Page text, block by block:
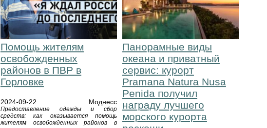
Помощь жителям
освобожденных
районов в ПВР в
Горловке
2024-09-22 Моднесс
Предоставление одежды и сбор
средств: как оказывается помощь
жителям освобожденных районов в
Панорамные виды
океана и приватный
сервис: курорт
Pramana Natura Nusa
Penida получил
награду лучшего
морского курорта